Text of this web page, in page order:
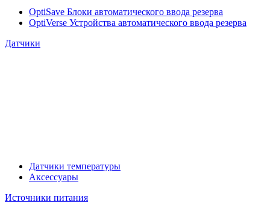
OptiSave Блоки автоматического ввода резерва
OptiVerse Устройства автоматического ввода резерва
Датчики
Датчики температуры
Аксессуары
Источники питания